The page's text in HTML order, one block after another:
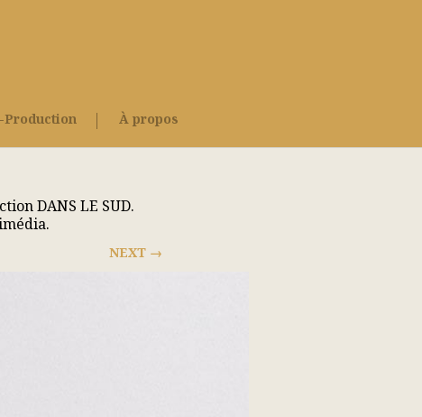
Production À propos
DANS LE SUD.
NEXT